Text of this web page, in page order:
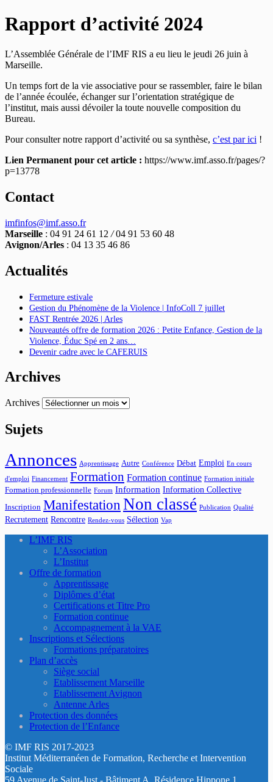
Rapport d’activité 2024
L’Assemblée Générale de l’IMF RIS a eu lieu le jeudi 26 juin à
Marseille.
Un temps fort de la vie associative pour se rassembler, faire le bilan
de l’année écoulée, échanger sur l’orientation stratégique de
l’institut, mais aussi dévoiler la toute nouvelle composition du
Bureau.
Pour consulter notre rapport d’activité ou sa synthèse, c’est par ici !
Lien Permanent pour cet article : https://www.imf.asso.fr/pages/?
p=13778
Contact
imfinfos@imf.asso.fr
Marseille : 04 91 24 61 12 /04 91 53 60 48
Avignon/Arles : 04 13 35 46 86
Actualités
Fermeture estivale
Gestion du Phénomène de la Violence | InfoColl 7 juillet
FAST Rentrée 2026 | Arles
Nouveautés offre de formation 2026 : Petite Enfance, Gestion de la
Violence, Éduc Spé en 2 ans…
Devenir cadre avec le CAFERUIS
Archives
Archives
Sujets
Annonces Apprentissage Autre Conférence Débat Emploi En cours
d'emploi Financement Formation Formation continue Formation initiale
Formation professionnelle Forum Information Information Collective
Inscription Manifestation Non classé Publication Qualité
Recrutement Rencontre Rendez-vous Sélection Vap
L’IMF RIS
L’Association
L’Institut
Offre de formation
Apprentissage
Diplômes d’état
Certifications et Titre Pro
Formation continue
Accompagnement à la VAE
Inscriptions et Sélections
Formations préparatoires
Plan d’accès
Siège social
Etablissement Marseille
Etablissement Avignon
Antenne Arles
Protection des données
Protection de l’Enfance
© IMF RIS 2017-2023
Institut Méditerranéen de Formation, Recherche et Intervention
Sociale